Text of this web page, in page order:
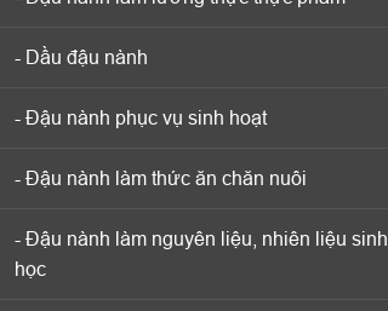
- Dầu đậu nành
- Đậu nành phục vụ sinh hoạt
- Đậu nành làm thức ăn chăn nuôi
- Đậu nành làm nguyên liệu, nhiên liệu sinh
học
- Dầu đậu nành
- Đậu nành phục vụ sinh hoạt
- Đậu nành làm thức ăn chăn nuôi
- Đậu nành làm nguyên liệu, nhiên liệu sinh
học